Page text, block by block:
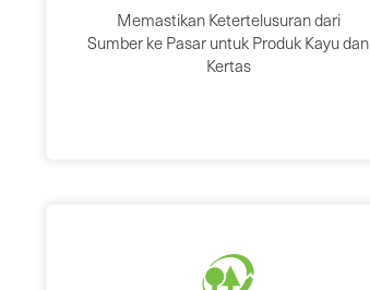
Memastikan Ketertelusuran dari
Sumber ke Pasar untuk Produk Kayu dan
Kertas